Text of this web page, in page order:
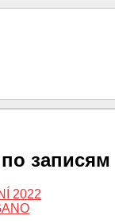
записям
2022